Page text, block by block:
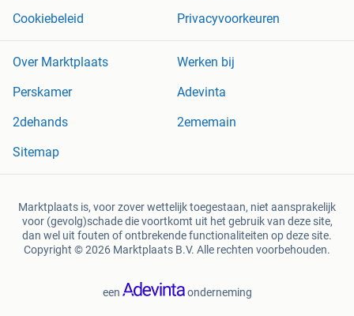
Cookiebeleid
Privacyvoorkeuren
Over Marktplaats
Werken bij
Perskamer
Adevinta
2dehands
2ememain
Sitemap
Marktplaats is, voor zover wettelijk toegestaan, niet aansprakelijk
voor (gevolg)schade die voortkomt uit het gebruik van deze site,
dan wel uit fouten of ontbrekende functionaliteiten op deze site.
Copyright © 2026 Marktplaats B.V. Alle rechten voorbehouden.
een onderneming